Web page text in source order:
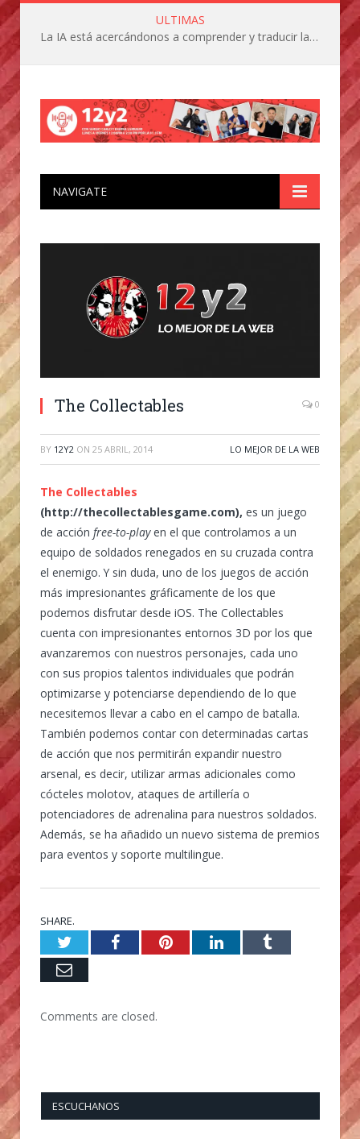
ULTIMAS
La IA está acercándonos a comprender y traducir las vocalizaciones y comportamientos de nuestras mascotas
NAVIGATE
The Collectables 0
BY 12Y2 ON 25 ABRIL, 2014 LO MEJOR DE LA WEB
The Collectables
(http://thecollectablesgame.com), es un juego
de acción free-to-playen el que controlamos a un
equipo de soldados renegados en su cruzada contra
el enemigo. Y sin duda, uno de los juegos de acción
más impresionantes gráficamente de los que
podemos disfrutar desde iOS. The Collectables
cuenta con impresionantes entornos 3D por los que
avanzaremos con nuestros personajes, cada uno
con sus propios talentos individuales que podrán
optimizarse y potenciarse dependiendo de lo que
necesitemos llevar a cabo en el campo de batalla.
También podemos contar con determinadas cartas
de acción que nos permitirán expandir nuestro
arsenal, es decir, utilizar armas adicionales como
cócteles molotov, ataques de artillería o
potenciadores de adrenalina para nuestros soldados.
Además, se ha añadido un nuevo sistema de premios
para eventos y soporte multilingue.
SHARE.
TwitterFacebookPinterestLinkedInTumblr
Email
Comments are closed.
ESCUCHANOS